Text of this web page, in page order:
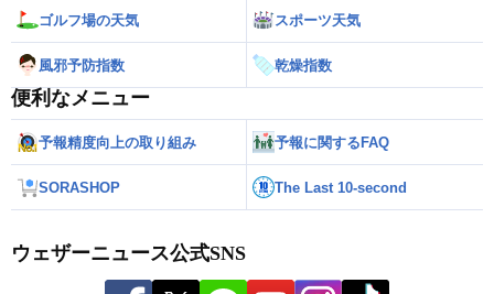
ゴルフ場の天気 スポーツ天気
風邪予防指数 乾燥指数
便利なメニュー
予報精度向上の取り組み 予報に関するFAQ
SORASHOP The Last 10-second
ウェザーニュース公式SNS